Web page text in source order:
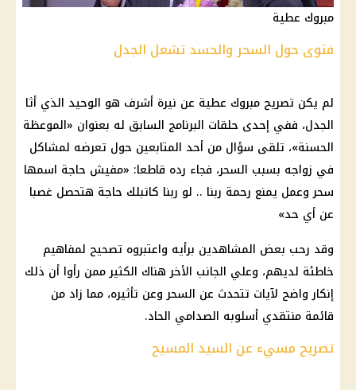
مبروك عطية
فتوى حول السحر والحسد تشعل الجدل
لم يكن تصريح مبروك عطية عن نيرة أشرف هو الوحيد الذي أثا
الجدل، ففي إحدى حلقات البرنامج السابق له بعنوان «الموعظة
الحسنة»، تلقى سؤال من أحد المتابعين حول تعرضه لمشاكل
في زواجه بسبب السحر، فجاء رده قاطعا: «مفيش حاجة اسمها
سحر وعمل يمنع رحمة ربنا .. لو ربنا كاتبلك حاجة هتحصل غصبا
عن أي حد»
وقد رحب بعض المشاهدين برأيه واعتبروه تصحيح لمفاهيم
خاطئة لديهم، وعلي الجانب الأخر هناك الكثير ممن رأوا أن ذلك
إنكار واضح لآيات تتحدث عن السحر وعن تأثيره، مما زاد من
قائمة منتقدي أسلوبه الصدامي الحاد.
تصريح مسيء عن السيد المسيح